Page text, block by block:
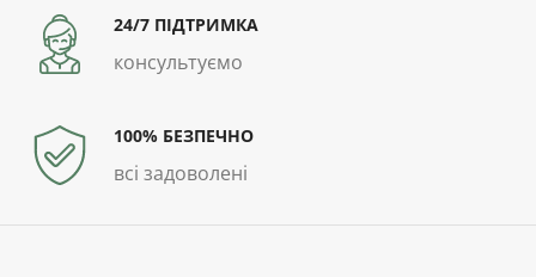
24/7 ПІДТРИМКА
консультуємо
100% БЕЗПЕЧНО
всі задоволені